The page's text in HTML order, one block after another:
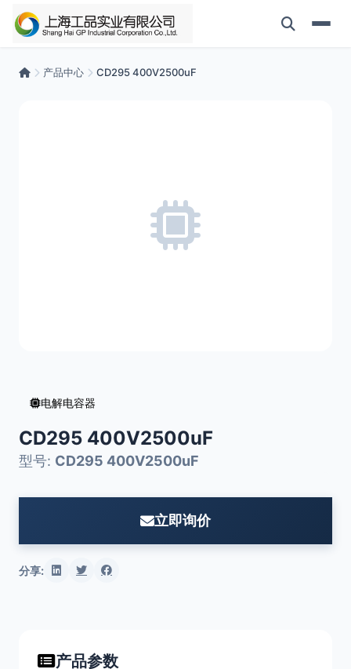
产品中心 CD295 400V2500uF
电解电容器
CD295 400V2500uF
型号: CD295 400V2500uF
立即询价
分享:
产品参数